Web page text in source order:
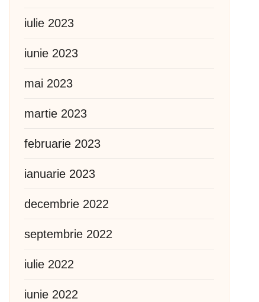
iulie 2023
iunie 2023
mai 2023
martie 2023
februarie 2023
ianuarie 2023
decembrie 2022
septembrie 2022
iulie 2022
iunie 2022